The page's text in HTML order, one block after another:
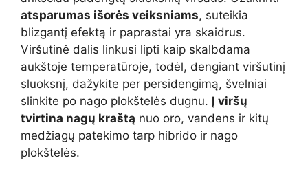
atsparumas išorės veiksniams, suteikia
blizgantį efektą ir paprastai yra skaidrus.
Viršutinė dalis linkusi lipti kaip skalbdama
aukštoje temperatūroje, todėl, dengiant viršutinį
sluoksnį, dažykite per persidengimą, švelniai
slinkite po nago plokštelės dugnu. Į viršų
tvirtina nagų kraštą nuo oro, vandens ir kitų
medžiagų patekimo tarp hibrido ir nago
plokštelės.